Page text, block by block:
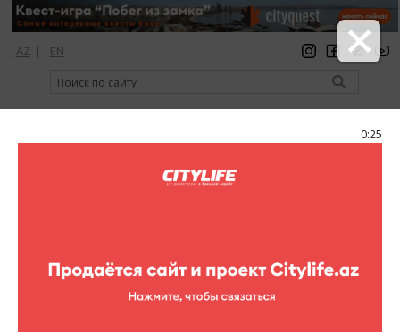
0:25
AZ | EN
регистрация вход Citylife Magazine
Выставка "Germanaijan. Немецкое